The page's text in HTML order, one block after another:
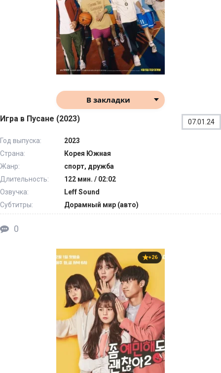
В закладки
Игра в Пусане (2023) 07.01.24
Год выпуска:
2023
Страна:
Корея Южная
Жанр:
спорт, дружба
Длительность:
122 мин. / 02:02
Озвучка:
Leff Sound
Субтитры:
Дорамный мир (авто)
0
+26